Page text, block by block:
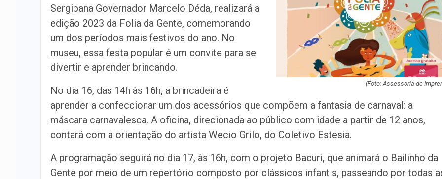
(Foto: Assessoria de
Sergipana Governador Marcelo Déda, realizará a
edição 2023 da Folia da Gente, comemorando
um dos períodos mais festivos do ano. No
museu, essa festa popular é um convite para se
divertir e aprender brincando.
No dia 16, das 14h às 16h, a brincadeira é
aprender a confeccionar um dos acessórios que compõem a fantasia de carnaval: a
máscara carnavalesca. A oficina, direcionada ao público com idade a partir de 12 anos,
contará com a orientação do artista Wecio Grilo, do Coletivo Estesia.
A programação seguirá no dia 17, às 16h, com o projeto Bacuri, que animará o Bailinho da
Gente por meio de um repertório composto por clássicos infantis, passeando por todas
Câmara de
abre concurso
salários de até
Filarmônica de
realiza concerto
homenagem ao
Maurício
Aracaju a turnê
Dia dos Pais:
pretendem